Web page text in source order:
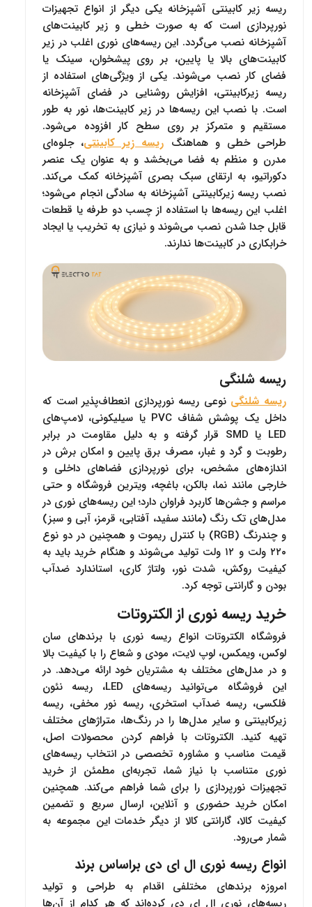
ریسه زیر کابینتی آشپزخانه یکی دیگر از انواع تجهیزات
نورپردازی است که به صورت خطی و زیر کابینت‌های
آشپزخانه نصب می‌گردد. این ریسه‌‌های نوری اغلب در زیر
کابینت‌های بالا یا پایین، بر روی پیشخوان، سینک یا
فضای کار نصب می‌شوند. یکی از ویژگی‌های استفاده از
ریسه زیرکابینتی، افزایش روشنایی در فضای آشپزخانه
است. با نصب این ریسه‌ها در زیر کابینت‌ها، نور به طور
مستقیم و متمرکز بر روی سطح کار افزوده می‌شود.
طراحی خطی و هماهنگ ریسه زیر کابینتی، جلوه‌ای
مدرن و منظم به فضا می‌بخشد و به عنوان یک عنصر
دکوراتیو، به ارتقای سبک بصری آشپزخانه کمک می‌کند.
نصب ریسه زیرکابینتی آشپزخانه به سادگی انجام می‌شود؛
اغلب این ریسه‌ها با استفاده از چسب دو طرفه یا قطعات
قابل جدا شدن نصب می‌شوند و نیازی به تخریب یا ایجاد
خرابکاری در کابینت‌ها ندارند.
ریسه شلنگی
ریسه شلنگی نوعی ریسه نورپردازی انعطاف‌پذیر است که
داخل یک پوشش شفاف PVC یا سیلیکونی، لامپ‌های
LED یا SMD قرار گرفته و به دلیل مقاومت در برابر
رطوبت و گرد و غبار، مصرف برق پایین و امکان برش در
اندازه‌های مشخص، برای نورپردازی فضاهای داخلی و
خارجی مانند نما، بالکن، باغچه، ویترین فروشگاه و حتی
مراسم و جشن‌ها کاربرد فراوان دارد؛ این ریسه‌های نوری در
مدل‌های تک‌ رنگ (مانند سفید، آفتابی، قرمز، آبی و سبز)
و چندرنگ (RGB) با کنترل ریموت و همچنین در دو نوع
۲۲۰ ولت و ۱۲ ولت تولید می‌شوند و هنگام خرید باید به
کیفیت روکش، شدت نور، ولتاژ کاری، استاندارد ضدآب
بودن و گارانتی توجه کرد.
خرید ریسه نوری از الکتروتات
فروشگاه الکتروتات انواع ریسه‌ نوری با برندهای سان
لوکس، ویمکس، لوپ لایت، مودی و شعاع را با کیفیت بالا
و در مدل‌های مختلف به مشتریان خود ارائه می‌دهد. در
این فروشگاه می‌توانید ریسه‌های LED، ریسه نئون
فلکسی، ریسه ضدآب استخری، ریسه نور مخفی، ریسه
زیرکابینتی و سایر مدل‌ها را در رنگ‌ها، متراژهای مختلف
تهیه کنید. الکتروتات با فراهم کردن محصولات اصل،
قیمت مناسب و مشاوره تخصصی در انتخاب ریسه‌های
نوری متناسب با نیاز شما، تجربه‌ای مطمئن از خرید
تجهیزات نورپردازی را برای شما فراهم می‌کند. همچنین
امکان خرید حضوری و آنلاین، ارسال سریع و تضمین
کیفیت کالا، گارانتی کالا از دیگر خدمات این مجموعه به
شمار می‌رود.
انواع ریسه نوری ال ای دی براساس برند
امروزه برندهای مختلفی اقدام به طراحی و تولید
ریسه‌های نوری ال ای دی کرده‌اند که هر کدام از آن‌ها